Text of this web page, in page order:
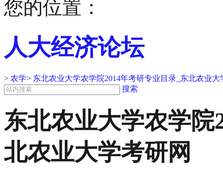
您的位置：
人大经济论坛
> 农学> 东北农业大学农学院2014年考研专业目录_东北农业大
搜索
东北农业大学农学院
北农业大学考研网